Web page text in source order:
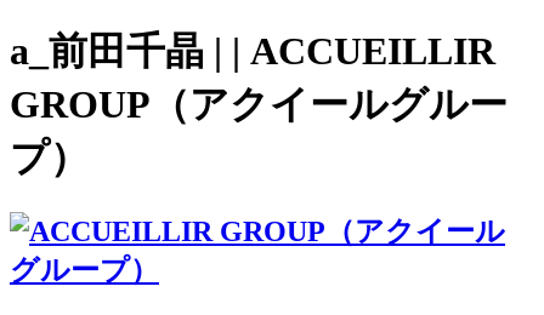
a_前田千晶 | | ACCUEILLIR
GROUP（アクイールグルー
プ）